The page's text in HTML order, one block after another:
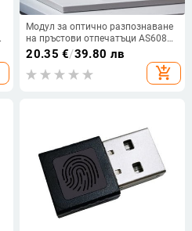
Модул за оптично разпознаване
на пръстови отпечатъци AS608
заключва сериен
комуникационен интерфейс,
събиране на пръстови
отпечатъци 500 DPI за Arduino
20.35 €/39.80 лв
add_shopping_cart